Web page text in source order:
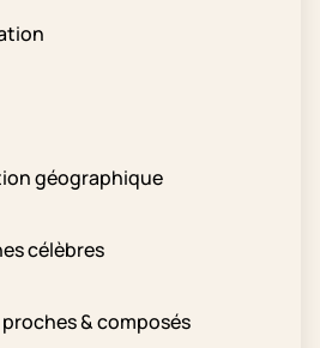
géographique
célèbres
& composés